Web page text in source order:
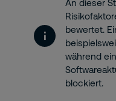
An dieser
bewertet.
während
blockiert.